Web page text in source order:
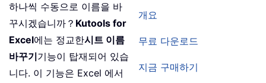
개요
무료 다운로드
지금 구매하기
하나씩 수동으로 이름을 바
꾸시겠습니까？ Kutools for
Excel에는 정교한시트 이름
바꾸기기능이 탑재되어 있습
니다. 이 기능은 Excel 에서